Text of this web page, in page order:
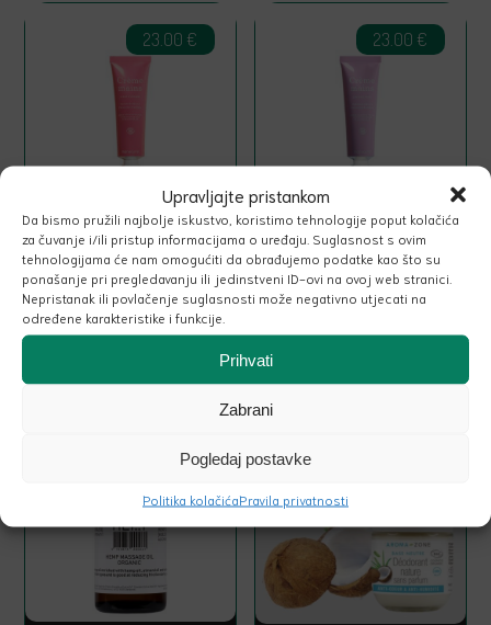
Upravljajte pristankom
Da bismo pružili najbolje iskustvo, koristimo tehnologije poput kolačića
za čuvanje i/ili pristup informacijama o uređaju. Suglasnost s ovim
tehnologijama će nam omogućiti da obrađujemo podatke kao što su
ponašanje pri pregledavanju ili jedinstveni ID-ovi na ovoj web stranici.
Nepristanak ili povlačenje suglasnosti može negativno utjecati na
određene karakteristike i funkcije.
Prihvati
Zabrani
Pogledaj postavke
Politika kolačićaPravila privatnosti
MANUCURIST™
HIDRATANTNA KREMA ZA
RUKE S MIRISOM
NARANČE
23.00 €
MANUCURIST™
HIDRATANTNA KREMA ZA
RUKE S MIRISOM LAVANDE
23.00 €
28.00€